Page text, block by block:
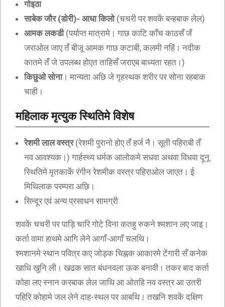
गोइठा
साबेक जौर (डोरी)- आधा किलो (चचरी पर शवकें बन्हबाक लेल)
आमक लकडी(पर्याप्त मात्रामे। गाछ काटि काँच काठसँ जँ
जराओल जाए तँ बीजू आमक गाछ कटाबी, कलमी नहिं। नदीक
कातमे तँ जे उपलब्ध होएत ताहिसँ जराएब बाध्यता रहत।)
किछुओ सोना। मान्यता अछि जे गृहस्थक शरीर पर सोना रहबाक
चाही।
महिलाक मृत्युक स्थितिमे विशेष
रेशमी लाल वस्त्र(रेशमी पुरानो होए तँ हर्ज नै। सूती पहिराबी तँ
नव आवश्यक।) गार्हस्थ्य धर्मक आलोकमे सधवा अथवा विधवा दूनू
स्थितिमे मृतकाकें रंगीन रेशमीक वस्त्र पहिराओल जाएत। ई
मिथिलाक परम्परा अछि।
सिन्दूर एवं अन्य प्रसाधन सामग्री
शवकें चचरी पर पाड़ि चारि गोटे विना कतहु रुकने श्मशान लए जाइ।
कर्ता वामा हाथमे आगि लेने आगाँ-आगाँ चलथि।
श्मशानमे स्थान पवित्र कए जोड़क चिह्नक आकारमे टेंगारी सँ कनेक
खाधि खुनि ली। खढक सात बंधनवला ऊक बनावी। तकर बाद कर्ता
कोहा लए स्नान करबाक लेल जाथि आ ओतहि नव वस्त्र आ उतरी
पहिरि कोहामे जल लेने दाह-स्थल पर आबथि। तखनि शवकें दक्षिण